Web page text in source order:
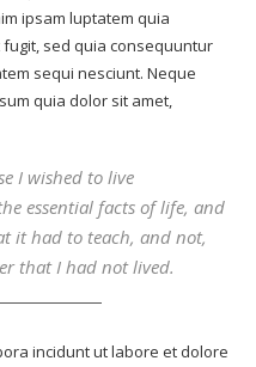
ipsam luptatem quia
sed quia consequuntur
sequi nesciunt. Neque
quia dolor sit amet,
I wished to live
essential facts of life, and
it had to teach, and not,
that I had not lived.
incidunt ut labore et dolore